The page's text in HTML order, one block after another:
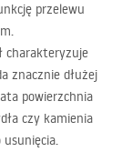
przelewu
charakteryzuje
znacznie dłużej
powierzchnia
czy kamienia